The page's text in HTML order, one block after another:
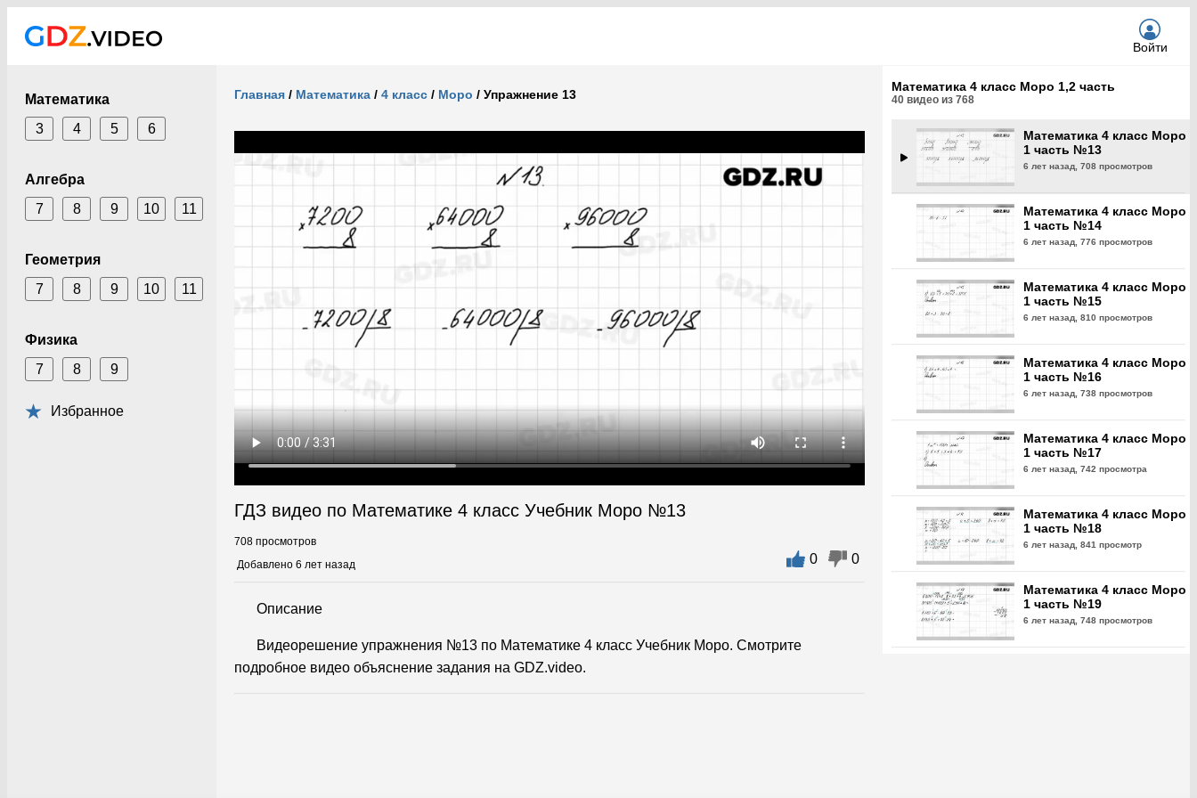
Войти
Математика
3
4 5 6
Алгебра
7
8 9 10 11
Геометрия
7
8 9 10 11
Физика
7
8 9
Избранное
Главная / Математика / 4 класс / Моро / Упражнение 13
ГДЗ видео по Математике 4 класс Учебник Моро №13
708 просмотров
Добавлено 6 лет назад
0 0
Описание
Видеорешение упражнения №13 по Математике 4 класс Учебник Моро. Смотрите
подробное видео объяснение задания на GDZ.video.
Математика 4 класс Моро 1,2 часть
40 видео из 768
6 лет назад,704 просмотра
Математика 4 класс Моро
1 часть №13
6 лет назад, 708 просмотров
Математика 4 класс Моро
1 часть №14
6 лет назад, 776 просмотров
Математика 4 класс Моро
1 часть №15
6 лет назад, 810 просмотров
Математика 4 класс Моро
1 часть №16
6 лет назад, 738 просмотров
Математика 4 класс Моро
1 часть №17
6 лет назад, 742 просмотра
Математика 4 класс Моро
1 часть №18
6 лет назад, 841 просмотр
Математика 4 класс Моро
1 часть №19
6 лет назад, 748 просмотров